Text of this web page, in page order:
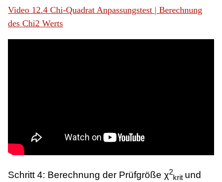
Video 12.4 Chi-Quadrat Anpassungstest | Berechnung
des Chi2 Werts
Schritt 4: Berechnung der Prüfgröße χ2
krit und